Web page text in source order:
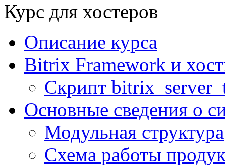
Курс для хостеров
Описание курса
Bitrix Framework и
Скрипт
Основные сведения о
Модульная структура
Схема работы